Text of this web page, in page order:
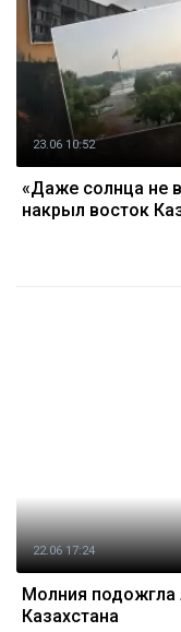
23.06 10:52
«Даже солнца не
накрыл восток
22.06 17:24
Молния подожгла
Казахстана